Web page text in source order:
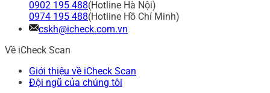
0902 195 488(Hotline Hà Nội)
0974 195 488(Hotline Hồ Chí Minh)
cskh@icheck.com.vn
Về iCheck Scan
Giới thiệu về iCheck Scan
Đội ngũ của chúng tôi